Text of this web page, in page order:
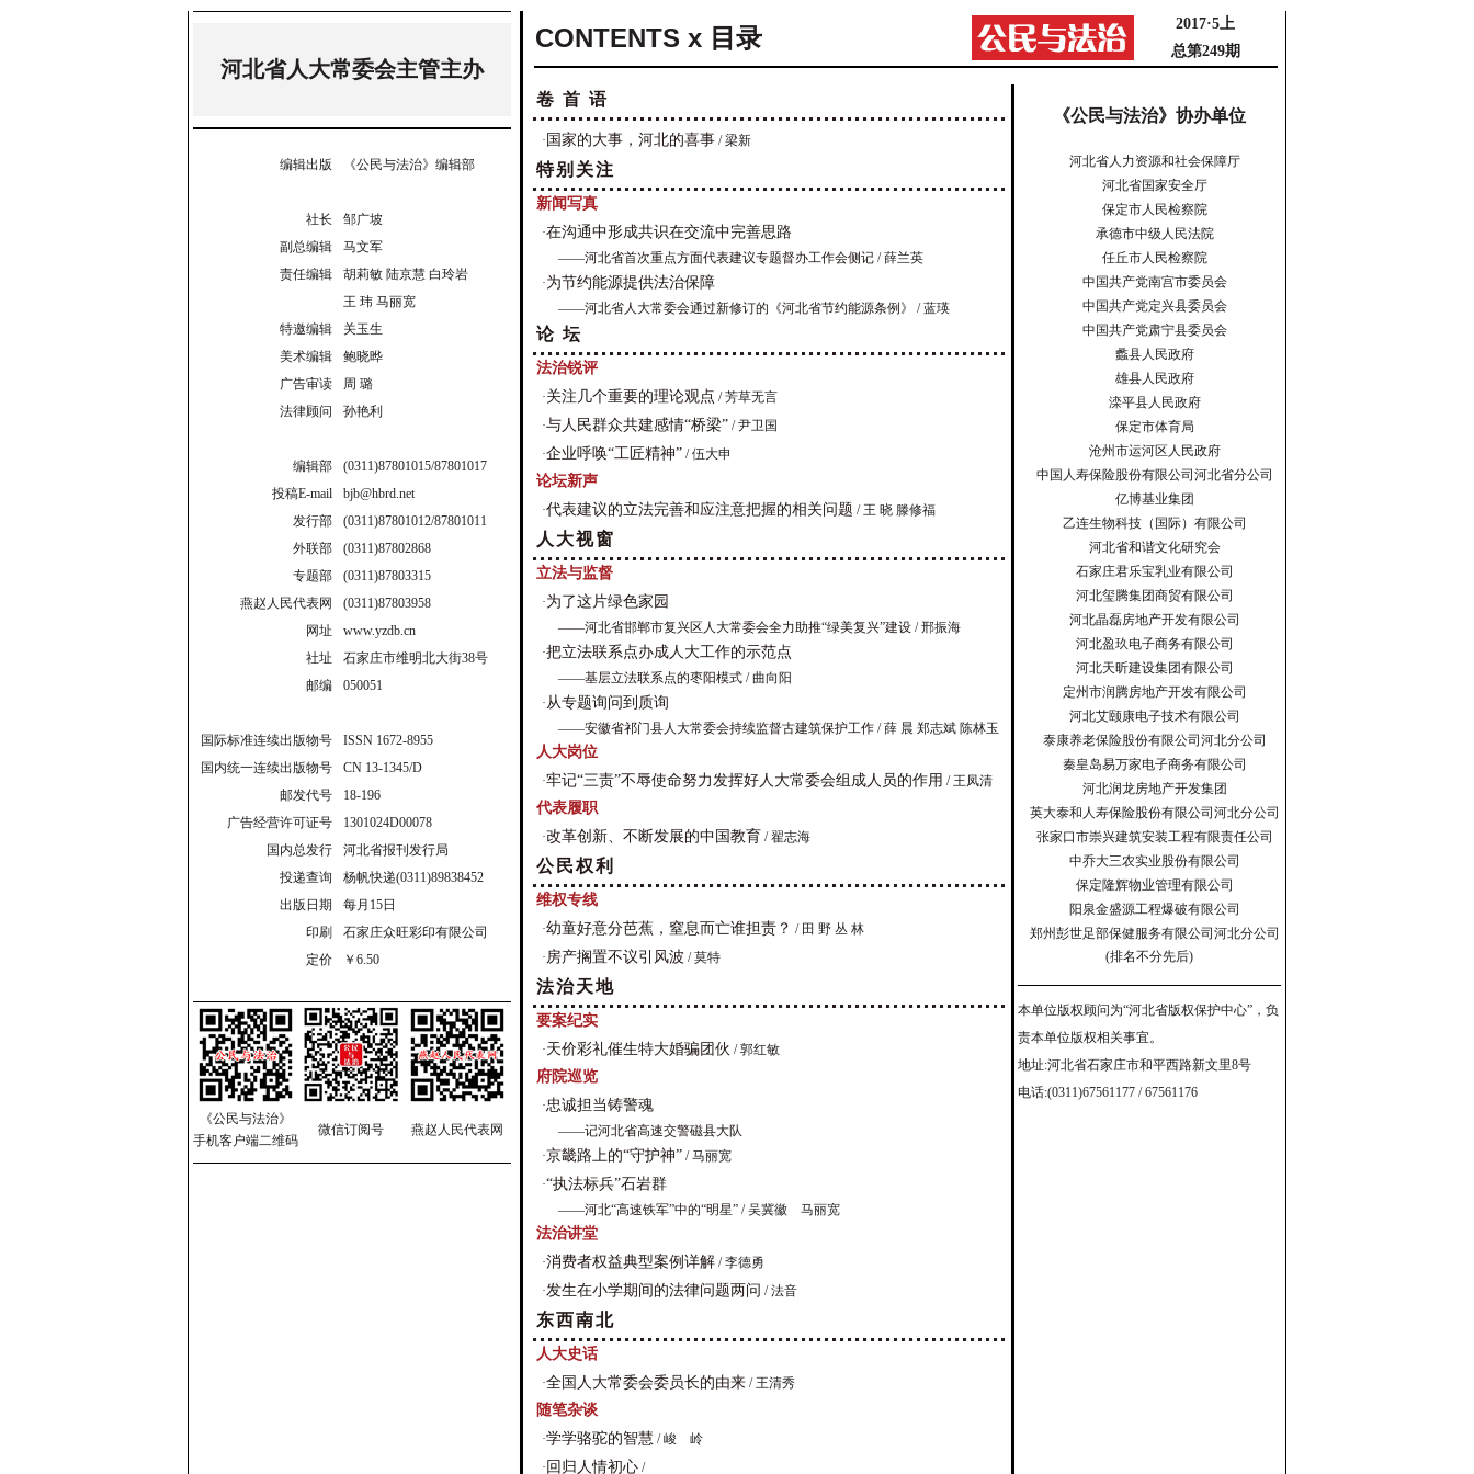
河北省人大常委会主管主办
编辑出版 《公民与法治》编辑部
社长
邹广坡
副总编辑
马文军
责任编辑
胡莉敏 陆京慧 白玲岩
王 玮 马丽宽
特邀编辑
关玉生
美术编辑
鲍晓晔
广告审读
周 璐
法律顾问
孙艳利
编辑部
(0311)87801015/87801017
投稿E-mail
bjb@hbrd.net
发行部
(0311)87801012/87801011
外联部
(0311)87802868
专题部
(0311)87803315
燕赵人民代表网
(0311)87803958
网址
www.yzdb.cn
社址
石家庄市维明北大街38号
邮编
050051
国际标准连续出版物号
ISSN 1672-8955
国内统一连续出版物号
CN 13-1345/D
邮发代号
18-196
广告经营许可证号
1301024D00078
国内总发行
河北省报刊发行局
投递查询
杨帆快递(0311)89838452
出版日期
每月15日
印刷
石家庄众旺彩印有限公司
定价
￥6.50
《公民与法治》
手机客户端二维码
微信订阅号 燕赵人民代表网
CONTENTS x 目录
2017·5上
总第249期
卷 首 语
· 国家的大事，河北的喜事 / 梁新
特别关注
新闻写真
·在沟通中形成共识在交流中完善思路
——河北省首次重点方面代表建议专题督办工作会侧记 / 薛兰英
·为节约能源提供法治保障
——河北省人大常委会通过新修订的《河北省节约能源条例》 / 蓝瑛
论 坛
法治锐评
·关注几个重要的理论观点 / 芳草无言
·与人民群众共建感情“桥梁” / 尹卫国
·企业呼唤“工匠精神” / 伍大申
论坛新声
·代表建议的立法完善和应注意把握的相关问题 / 王 晓 滕修福
人大视窗
立法与监督
·为了这片绿色家园
——河北省邯郸市复兴区人大常委会全力助推“绿美复兴”建设 / 邢振海
·把立法联系点办成人大工作的示范点
——基层立法联系点的枣阳模式 / 曲向阳
·从专题询问到质询
——安徽省祁门县人大常委会持续监督古建筑保护工作 / 薛 晨 郑志斌 陈林玉
人大岗位
·牢记“三责”不辱使命努力发挥好人大常委会组成人员的作用 / 王凤清
代表履职
·改革创新、不断发展的中国教育 / 翟志海
公民权利
维权专线
·幼童好意分芭蕉，窒息而亡谁担责？ / 田 野 丛 林
·房产搁置不议引风波 / 莫特
法治天地
要案纪实
·天价彩礼催生特大婚骗团伙 / 郭红敏
府院巡览
·忠诚担当铸警魂
——记河北省高速交警磁县大队
·京畿路上的“守护神” / 马丽宽
·“执法标兵”石岩群
——河北“高速铁军”中的“明星” / 吴冀徽 马丽宽
法治讲堂
·消费者权益典型案例详解 / 李德勇
·发生在小学期间的法律问题两问 / 法音
东西南北
人大史话
·全国人大常委会委员长的由来 / 王清秀
随笔杂谈
·学学骆驼的智慧 / 峻 岭
· 回归人情初心 /
《公民与法治》协办单位
河北省人力资源和社会保障厅
河北省国家安全厅
保定市人民检察院
承德市中级人民法院
任丘市人民检察院
中国共产党南宫市委员会
中国共产党定兴县委员会
中国共产党肃宁县委员会
蠡县人民政府
雄县人民政府
滦平县人民政府
保定市体育局
沧州市运河区人民政府
中国人寿保险股份有限公司河北省分公司
亿博基业集团
乙连生物科技（国际）有限公司
河北省和谐文化研究会
石家庄君乐宝乳业有限公司
河北玺腾集团商贸有限公司
河北晶磊房地产开发有限公司
河北盈玖电子商务有限公司
河北天昕建设集团有限公司
定州市润腾房地产开发有限公司
河北艾颐康电子技术有限公司
泰康养老保险股份有限公司河北分公司
秦皇岛易万家电子商务有限公司
河北润龙房地产开发集团
英大泰和人寿保险股份有限公司河北分公司
张家口市崇兴建筑安装工程有限责任公司
中乔大三农实业股份有限公司
保定隆辉物业管理有限公司
阳泉金盛源工程爆破有限公司
郑州彭世足部保健服务有限公司河北分公司
(排名不分先后)
本单位版权顾问为“河北省版权保护中心”，负
责本单位版权相关事宜。
地址:河北省石家庄市和平西路新文里8号
电话:(0311)67561177 / 67561176